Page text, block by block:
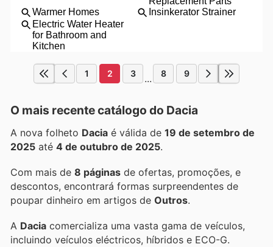
1 2 3 ... 8 9
O mais recente catálogo do Dacia
A nova folheto Dacia é válida de 19 de setembro de
2025 até 4 de outubro de 2025.
Com mais de 8 páginas de ofertas, promoções, e
descontos, encontrará formas surpreendentes de
poupar dinheiro em artigos de Outros.
A Dacia comercializa uma vasta gama de veículos,
incluindo veículos eléctricos, híbridos e ECO-G.